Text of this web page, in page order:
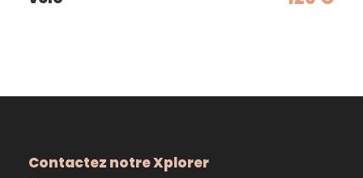
Contactez notre Xplorer